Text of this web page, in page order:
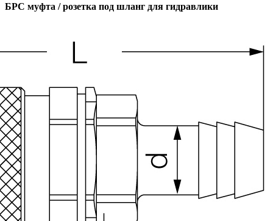
БРС муфта / розетка под шланг для гидравлики